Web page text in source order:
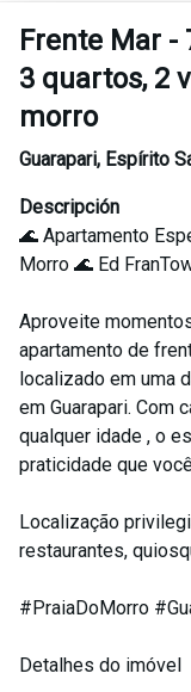
Frente Mar -
3 quartos, 2
morro
Guarapari, Espírito
Descripción
🌊 Apartamento
Morro 🌊 Ed
Aproveite
apartamento de
localizado em uma
em Guarapari. Com
qualquer idade , o
praticidade que
Localização
restaurantes,
#PraiaDoMorro
Detalhes do imóvel